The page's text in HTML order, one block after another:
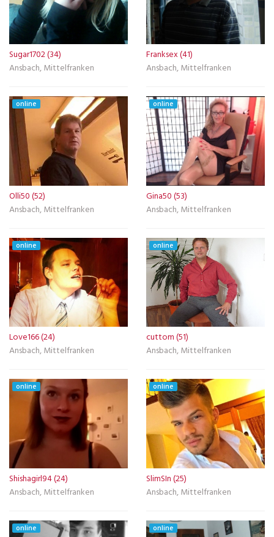
Sugar1702 (34)
Ansbach, Mittelfranken
Franksex (41)
Ansbach, Mittelfranken
online
Olli50 (52)
Ansbach, Mittelfranken
online
Gina50 (53)
Ansbach, Mittelfranken
online
Love166 (24)
Ansbach, Mittelfranken
online
cuttom (51)
Ansbach, Mittelfranken
online
Shishagirl94 (24)
Ansbach, Mittelfranken
online
SlimSIn (25)
Ansbach, Mittelfranken
online online